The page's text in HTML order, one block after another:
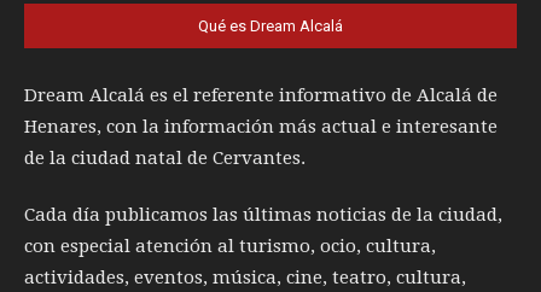
Qué es Dream Alcalá
Dream Alcalá es el referente informativo de Alcalá de
Henares, con la información más actual e interesante
de la ciudad natal de Cervantes.
Cada día publicamos las últimas noticias de la ciudad,
con especial atención al turismo, ocio, cultura,
actividades, eventos, música, cine, teatro, cultura,